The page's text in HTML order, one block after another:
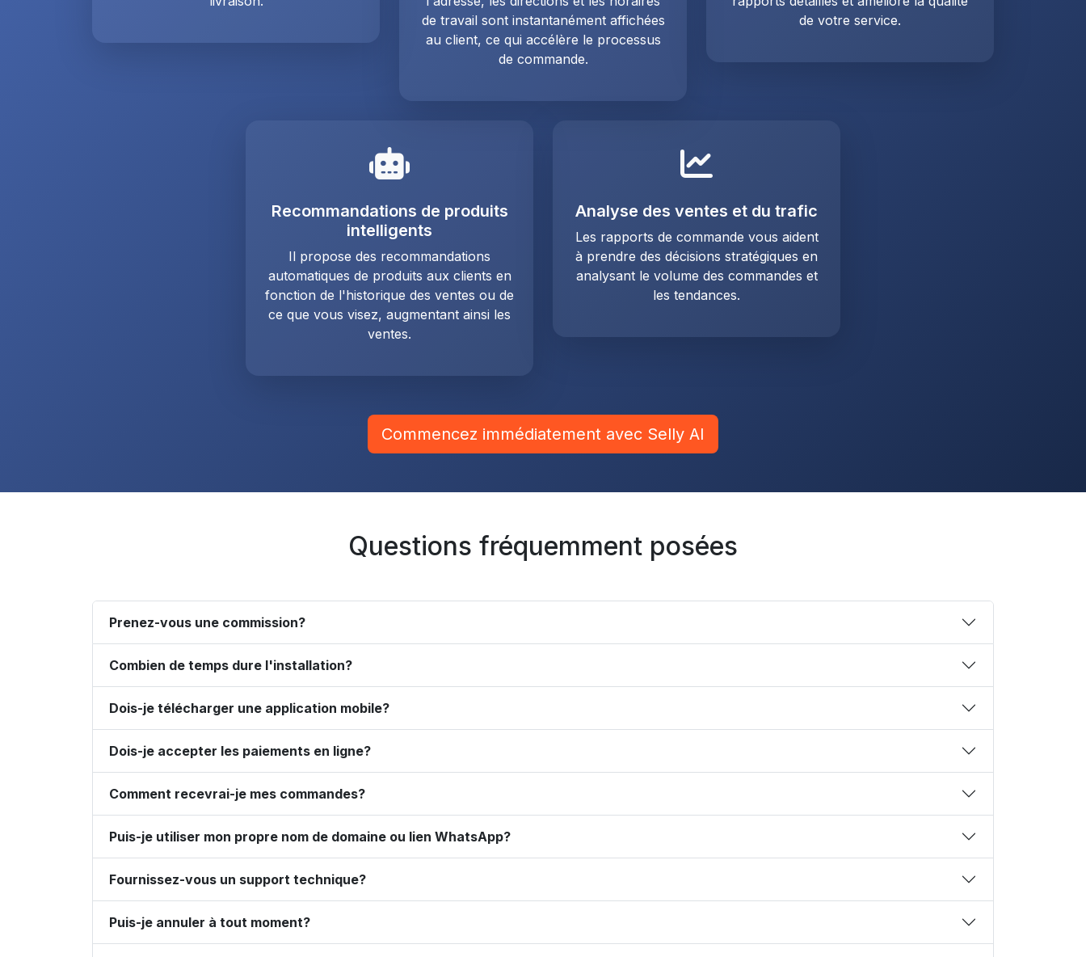
de travail sont instantanément affichées
au client, ce qui accélère le processus
de commande.
de votre service.
Recommandations de produits
intelligents
Il propose des recommandations
automatiques de produits aux clients en
fonction de l'historique des ventes ou de
ce que vous visez, augmentant ainsi les
ventes.
Analyse des ventes et du trafic
Les rapports de commande vous aident
à prendre des décisions stratégiques en
analysant le volume des commandes et
les tendances.
Commencez immédiatement avec Selly AI
Questions fréquemment posées
Prenez-vous une commission?
Combien de temps dure l'installation?
Dois-je télécharger une application mobile?
Dois-je accepter les paiements en ligne?
Comment recevrai-je mes commandes?
Puis-je utiliser mon propre nom de domaine ou lien WhatsApp?
Fournissez-vous un support technique?
Puis-je annuler à tout moment?